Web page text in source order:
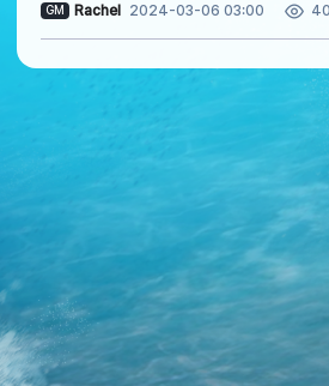
GM Rachel 2024-03-06 03:00